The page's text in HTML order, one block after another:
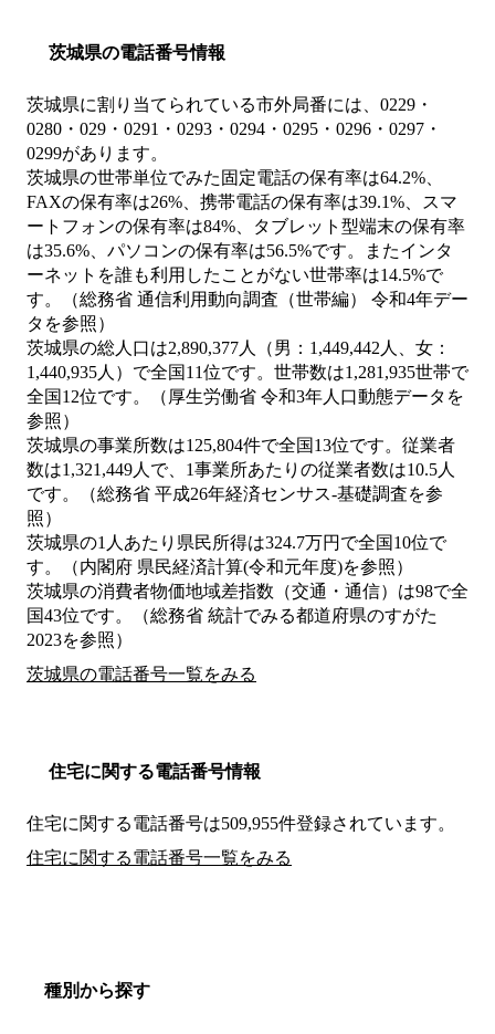
茨城県の電話番号情報
茨城県に割り当てられている市外局番には、0229・
0280・029・0291・0293・0294・0295・0296・0297・
0299があります。
茨城県の世帯単位でみた固定電話の保有率は64.2%、
FAXの保有率は26%、携帯電話の保有率は39.1%、スマ
ートフォンの保有率は84%、タブレット型端末の保有率
は35.6%、パソコンの保有率は56.5%です。またインタ
ーネットを誰も利用したことがない世帯率は14.5%で
す。（総務省 通信利用動向調査（世帯編） 令和4年デー
タを参照）
茨城県の総人口は2,890,377人（男：1,449,442人、女：
1,440,935人）で全国11位です。世帯数は1,281,935世帯で
全国12位です。（厚生労働省 令和3年人口動態データを
参照）
茨城県の事業所数は125,804件で全国13位です。従業者
数は1,321,449人で、1事業所あたりの従業者数は10.5人
です。（総務省 平成26年経済センサス‐基礎調査を参
照）
茨城県の1人あたり県民所得は324.7万円で全国10位で
す。（内閣府 県民経済計算(令和元年度)を参照）
茨城県の消費者物価地域差指数（交通・通信）は98で全
国43位です。（総務省 統計でみる都道府県のすがた
2023を参照）
茨城県の電話番号一覧をみる
住宅に関する電話番号情報
住宅に関する電話番号は509,955件登録されています。
住宅に関する電話番号一覧をみる
種別から探す